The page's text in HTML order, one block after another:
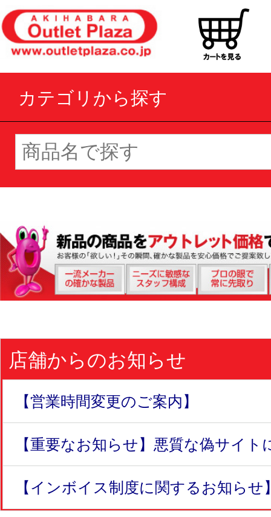
カテゴリから探す
店舗からのお知らせ
【営業時間変更のご案内】
【重要なお知らせ】悪質な偽サイト
【インボイス制度に関するお知らせ